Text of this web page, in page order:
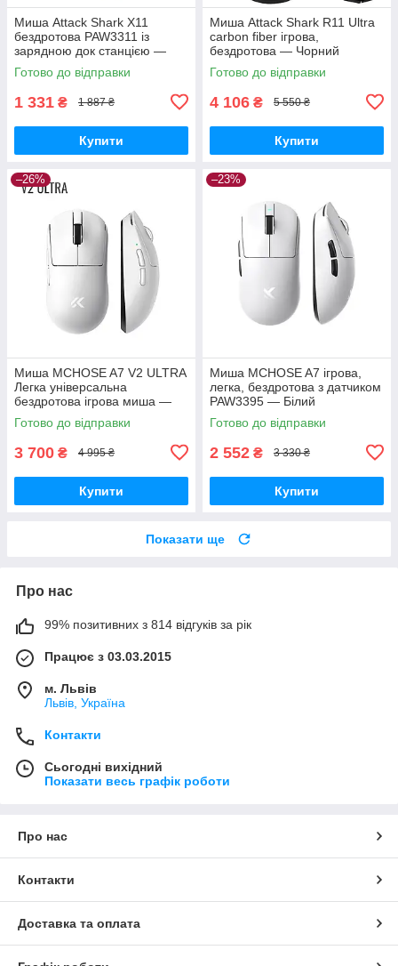
Миша Attack Shark X11
бездротова PAW3311 із
зарядною док станцією —
Біла
Готово до відправки
1 331 ₴ 1 887 ₴
Купити
Миша Attack Shark R11 Ultra
carbon fiber ігрова,
бездротова — Чорний
Готово до відправки
4 106 ₴ 5 550 ₴
Купити
–26%
Миша MCHOSE A7 V2 ULTRA
Легка універсальна
бездротова ігрова миша —
Білий
Готово до відправки
3 700 ₴ 4 995 ₴
Купити
–23%
Миша MCHOSE A7 ігрова,
легка, бездротова з датчиком
PAW3395 — Білий
Готово до відправки
2 552 ₴ 3 330 ₴
Купити
Показати ще
Про нас
99% позитивних з 814 відгуків за рік
Працює з 03.03.2015
м. Львів
Львів, Україна
Контакти
Сьогодні вихідний
Показати весь графік роботи
Про нас
Контакти
Доставка та оплата